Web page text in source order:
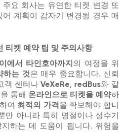
주요 회사는 유연한 티켓 변경 또
계획이 갑자기 변경될 경우 매
티켓 예약 팁 및 주의사항
에서 타인호아까지 의 여정을 위
하는 것은 매우 중요합니다. 신뢰
객 센터나VeXeRe, redBus와 같
통해 온라인으로 티켓을 예약하
여 최적의 가격 을 확보해야 합니
만 아니라 특히 명절이나 성수기
하는 데 도움이 됩니다. 위험을